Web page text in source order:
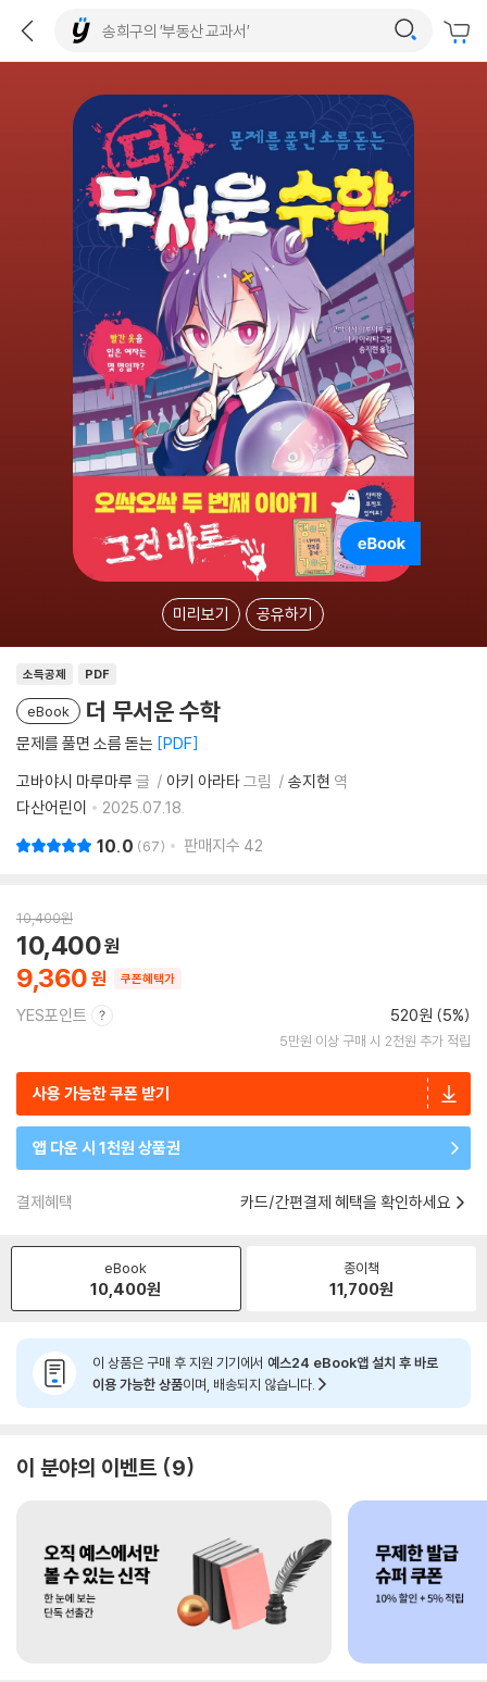
미리보기 공유하기
소득공제 PDF
eBook 더 무서운 수학
문제를 풀면 소름 돋는 PDF
고바야시 마루마루 글 아키 아라타그림 송지현 역
다산어린이
2025.07.18.
10.0 67 판매지수 42
10,400원
9,360
10,400
쿠폰혜택가
YES포인트 520원 (5%)
5만원 이상 구매 시 2천원 추가 적립
사용 가능한 쿠폰 받기
앱 다운 시 1천원 상품권
결제혜택 카드/간편결제 혜택을 확인하세요
eBook
10,400원
종이책
11,700원
이 상품은 구매 후 지원 기기에서 예스24 eBook앱 설치 후 바로
이용 가능한 상품이며, 배송되지 않습니다.
이 분야의 이벤트 9